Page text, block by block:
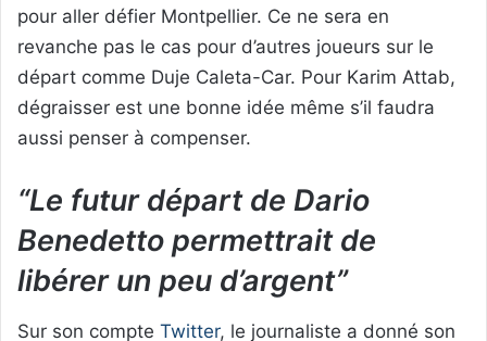
pour aller défier Montpellier. Ce ne sera en
revanche pas le cas pour d’autres joueurs sur le
départ comme Duje Caleta-Car. Pour Karim Attab,
dégraisser est une bonne idée même s’il faudra
aussi penser à compenser.
“Le futur départ de Dario
Benedetto permettrait de
libérer un peu d’argent”
Sur son compte Twitter, le journaliste a donné son